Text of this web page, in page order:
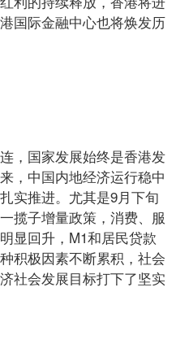
国际金融中心也将焕发历
，国家发展始终是香港发
，中国内地经济运行稳中
实推进。尤其是9月下旬
揽子增量政策，消费、服
显回升，M1和居民贷款
积极因素不断累积，社会
社会发展目标打下了坚实